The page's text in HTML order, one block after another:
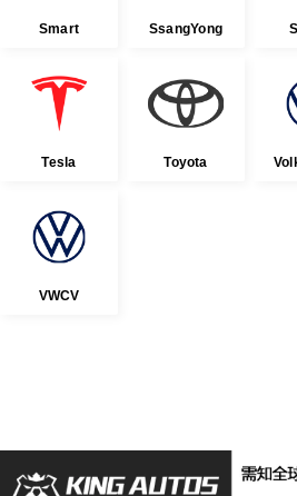
Smart SsangYong
Tesla Toyota
VWCV